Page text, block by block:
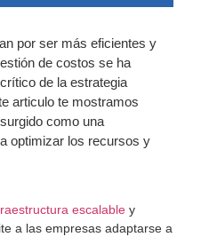
por ser más eficientes y
de costos se ha
de la estrategia
articulo te mostramos
como una
optimizar los recursos y
escalable y
a las empresas adaptarse a